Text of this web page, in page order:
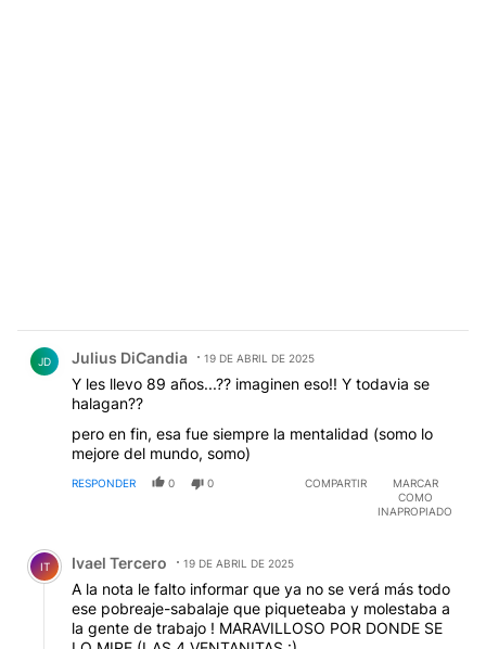
JD Julius DiCandia 19 DE ABRIL DE 2025
Y les llevo 89 años...?? imaginen eso!! Y todavia se
halagan??
pero en fin, esa fue siempre la mentalidad (somo lo
mejore del mundo, somo)
RESPONDER 0 0 COMPARTIR
MARCAR
COMO
INAPROPIADO
Comentario de Ivael Tercero.
IT Ivael Tercero 19 DE ABRIL DE 2025
A la nota le falto informar que ya no se verá más todo
ese pobreaje-sabalaje que piqueteaba y molestaba a
la gente de trabajo ! MARAVILLOSO POR DONDE SE